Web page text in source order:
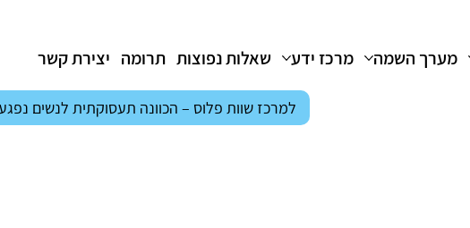
מערך השמה מרכז ידע שאלות נפוצות תרומה יצירת קשר
למרכז שוות פלוס – הכוונה תעסוקתית לנשים